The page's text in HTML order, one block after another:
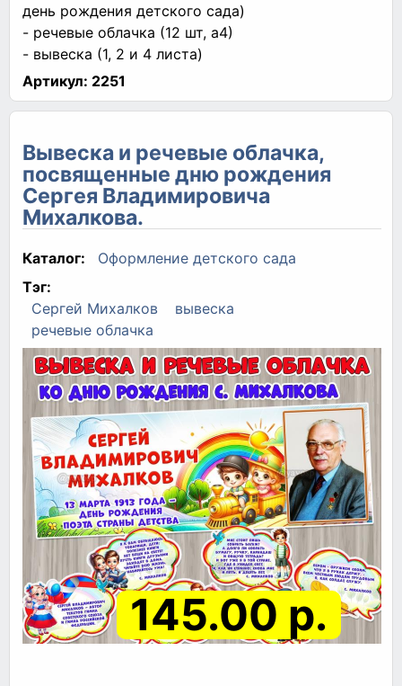
день рождения детского сада)
- речевые облачка (12 шт, а4)
- вывеска (1, 2 и 4 листа)
Артикул: 2251
Вывеска и речевые облачка,
посвященные дню рождения
Сергея Владимировича
Михалкова.
Каталог:
Оформление детского сада
Тэг:
Сергей Михалков
вывеска
речевые облачка
145.00 р.